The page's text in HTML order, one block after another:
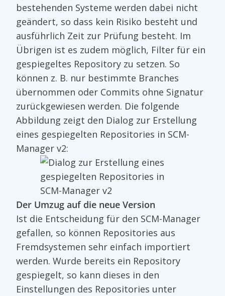
bestehenden Systeme werden dabei nicht
geändert, so dass kein Risiko besteht und
ausführlich Zeit zur Prüfung besteht. Im
Übrigen ist es zudem möglich, Filter für ein
gespiegeltes Repository zu setzen. So
können z. B. nur bestimmte Branches
übernommen oder Commits ohne Signatur
zurückgewiesen werden. Die folgende
Abbildung zeigt den Dialog zur Erstellung
eines gespiegelten Repositories in SCM-
Manager v2:
Der Umzug auf die neue Version
Ist die Entscheidung für den SCM-Manager
gefallen, so können Repositories aus
Fremdsystemen sehr einfach importiert
werden. Wurde bereits ein Repository
gespiegelt, so kann dieses in den
Einstellungen des Repositories unter